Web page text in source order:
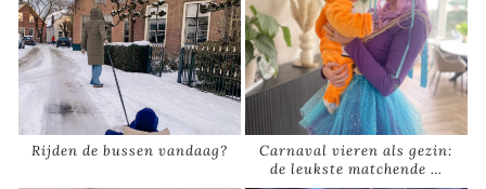
Rijden de bussen vandaag?
Carnaval vieren als gezin:
de leukste matchende …